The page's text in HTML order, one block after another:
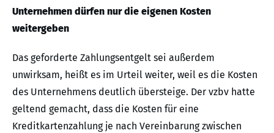
Unternehmen dürfen nur die eigenen Kosten
weitergeben
Das geforderte Zahlungsentgelt sei außerdem
unwirksam, heißt es im Urteil weiter, weil es die Kosten
des Unternehmens deutlich übersteige. Der vzbv hatte
geltend gemacht, dass die Kosten für eine
Kreditkartenzahlung je nach Vereinbarung zwischen